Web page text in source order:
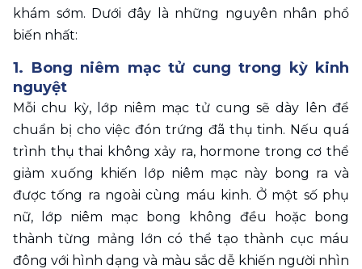
khám sớm. Dưới đây là những nguyên nhân phổ
biến nhất:
1. Bong niêm mạc tử cung trong kỳ kinh
nguyệt
Mỗi chu kỳ, lớp niêm mạc tử cung sẽ dày lên để
chuẩn bị cho việc đón trứng đã thụ tinh. Nếu quá
trình thụ thai không xảy ra, hormone trong cơ thể
giảm xuống khiến lớp niêm mạc này bong ra và
được tống ra ngoài cùng máu kinh. Ở một số phụ
nữ, lớp niêm mạc bong không đều hoặc bong
thành từng mảng lớn có thể tạo thành cục máu
đông với hình dạng và màu sắc dễ khiến người nhìn